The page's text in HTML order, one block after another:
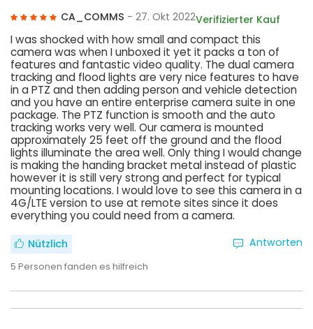
CA_COMMS - 27. Okt 2022Verifizierter Kauf
I was shocked with how small and compact this
camera was when I unboxed it yet it packs a ton of
features and fantastic video quality. The dual camera
tracking and flood lights are very nice features to have
in a PTZ and then adding person and vehicle detection
and you have an entire enterprise camera suite in one
package. The PTZ function is smooth and the auto
tracking works very well. Our camera is mounted
approximately 25 feet off the ground and the flood
lights illuminate the area well. Only thing I would change
is making the handing bracket metal instead of plastic
however it is still very strong and perfect for typical
mounting locations. I would love to see this camera in a
4G/LTE version to use at remote sites since it does
everything you could need from a camera.
Nützlich
5 Personen fanden es hilfreich
Antworten